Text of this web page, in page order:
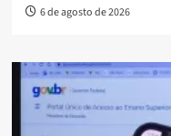
6 de agosto de 2026